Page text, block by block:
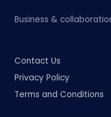
Business &
Contact Us
Privacy Policy
Terms and Conditions